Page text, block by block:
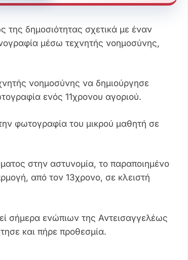
δημοσιότητας σχετικά με έναν
μέσω τεχνητής νοημοσύνης,
νοημοσύνης να δημιούργησε
ενός 11χρονου αγοριού.
φωτογραφία του μικρού μαθητή σε
στην αστυνομία, το παραποιημένο
από τον 13χρονο, σε κλειστή
σήμερα ενώπιων της Αντεισαγγελέως
και πήρε προθεσμία.